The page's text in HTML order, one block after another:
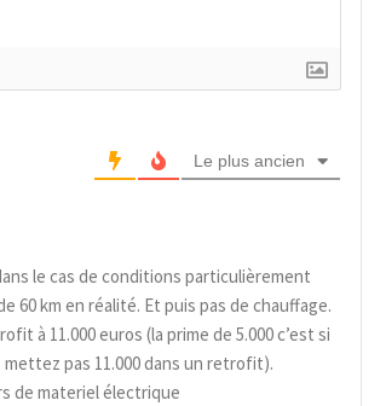
Le plus ancien
le cas de conditions particulièrement
60 km en réalité. Et puis pas de chauffage.
à 11.000 euros (la prime de 5.000 c’est si
mettez pas 11.000 dans un retrofit).
de materiel électrique